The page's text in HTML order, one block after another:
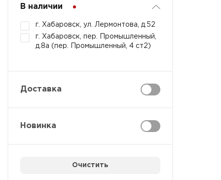
В наличии
г. Хабаровск, ул. Лермонтова, д.52
г. Хабаровск, пер. Промышленный,
д.8а (пер. Промышленный, 4 ст2)
Доставка
Новинка
Очистить